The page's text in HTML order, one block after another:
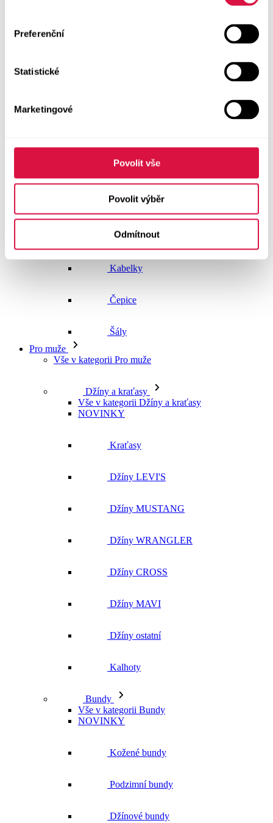
Preferenční
Statistické
Marketingové
Povolit vše
Povolit výběr
Odmítnout
Boty GEOX
Pásky
Peněženky
Kabelky
Čepice
Šály
Pro muže
Vše v kategorii Pro muže
Džíny a kraťasy
Vše v kategorii Džíny a kraťasy
NOVINKY
Kraťasy
Džíny LEVI'S
Džíny MUSTANG
Džíny WRANGLER
Džíny CROSS
Džíny MAVI
Džíny ostatní
Kalhoty
Bundy
Vše v kategorii Bundy
NOVINKY
Kožené bundy
Podzimní bundy
Džínové bundy